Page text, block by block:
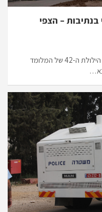
בנתיבות – הצפי
החל מאתמול המונים מגיעים לנתיבות אל הילולת ה-42 של המלומד